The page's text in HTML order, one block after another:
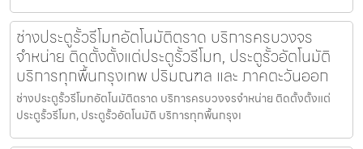
ช่างประตูรั้วรีโมทอัตโนมัติตราด บริการครบวงจร
จำหน่าย ติดตั้งตั้งแต่ประตูรั้วรีโมท, ประตูรั้วอัตโนมัติ
บริการทุกพื้นกรุงเทพ ปริมณฑล และ ภาคตะวันออก
ช่างประตูรั้วรีโมทอัตโนมัติตราด บริการครบวงจรจำหน่าย ติดตั้งตั้งแต่
ประตูรั้วรีโมท, ประตูรั้วอัตโนมัติ บริการทุกพื้นกรุงเ